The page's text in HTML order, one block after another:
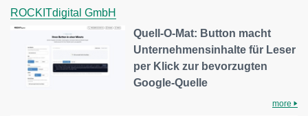
ROCKITdigital GmbH
Quell-O-Mat: Button macht
Unternehmensinhalte für Leser
per Klick zur bevorzugten
Google-Quelle
more